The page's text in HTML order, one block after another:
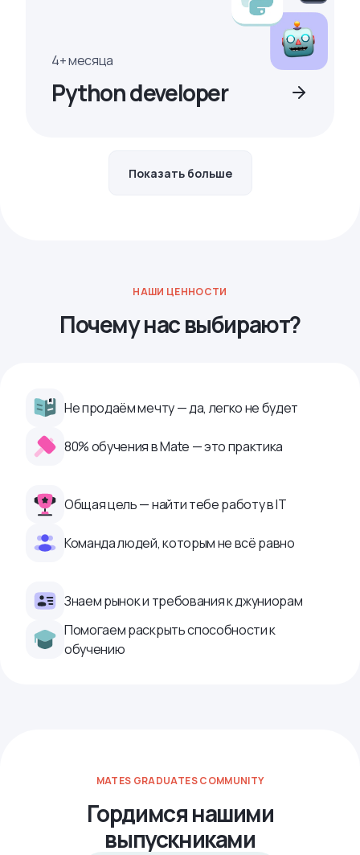
4+ месяца
Python developer
Показать больше
НАШИ ЦЕННОСТИ
Почему нас выбирают?
Не продаём мечту — да, легко не будет
80% обучения в Mate — это практика
Общая цель — найти тебе работу в IТ
Команда людей, которым не всё равно
Знаем рынок и требования к джуниорам
Помогаем раскрыть способности к
обучению
MATES GRADUATES COMMUNITY
Гордимся нашими
выпускниками